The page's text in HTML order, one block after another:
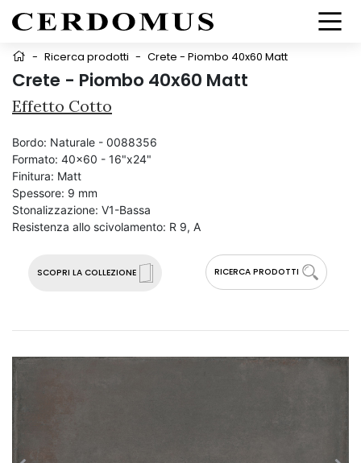
- Ricerca prodotti - Crete - Piombo 40x60 Matt
Crete - Piombo 40x60 Matt
Effetto Cotto
SCOPRI LA COLLEZIONE RICERCA PRODOTTI
Bordo: Naturale - 0088356
Formato: 40x60 - 16"x24"
Finitura: Matt
Spessore: 9 mm
Stonalizzazione: V1-Bassa
Resistenza allo scivolamento: R 9, A